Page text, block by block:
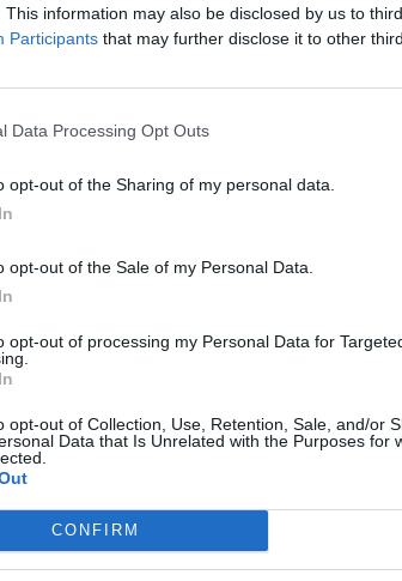
This information may also be disclosed by us to
Participants that may further disclose it to other
Data Processing Opt Outs
opt-out of the Sharing of my personal data.
opt-out of the Sale of my Personal Data.
opt-out of processing my Personal Data for
opt-out of Collection, Use, Retention, Sale, and/or
Data that Is Unrelated with the Purposes for
CONFIRM
egy olyan rendeletet, amely előírja, hogy az
a fogyasztókat az üzemanyag
életbe is lép a kötelezettség.
a biodiverzitás elvesztését
üzemanyagiparral közösen dolgozták ki,
hivatkozás
a dohányosok megbélyegzését
tüzelőanyagokra, melynek magában kell
alkalmazott hirdetési korlátozásokat is.